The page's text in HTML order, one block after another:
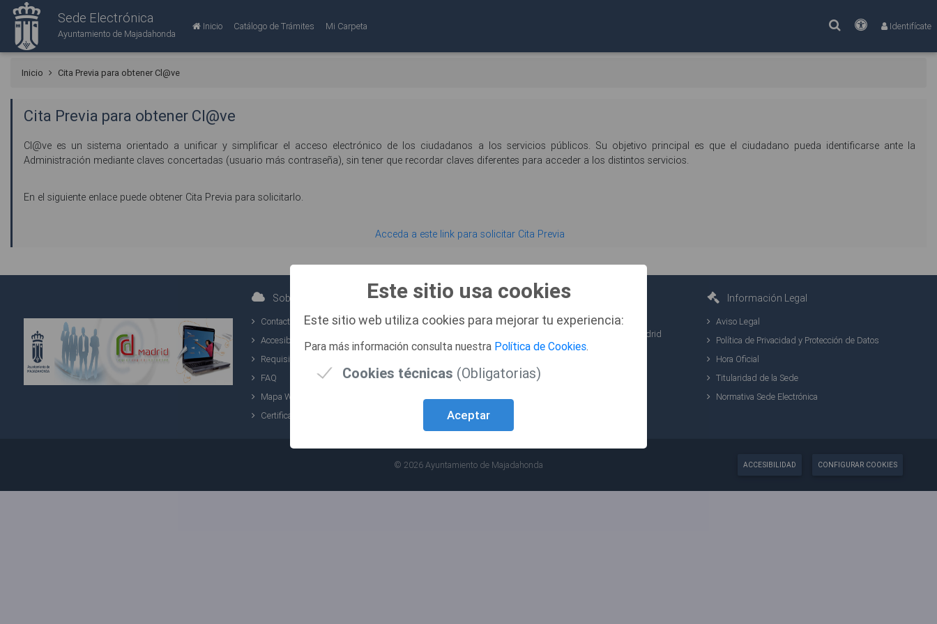
Sede Electrónica
Ayuntamiento de Majadahonda
Inicio Catálogo de Trámites Mi Carpeta BuscarAccesibilidad
Identifícate
Inicio Cita Previa para obtener Cl@ve
Cita Previa para obtener Cl@ve
Cl@ve es un sistema orientado a unificar y simplificar el acceso electrónico de los ciudadanos a los servicios públicos. Su objetivo principal es que el ciudadano pueda identificarse ante la
Administración mediante claves concertadas (usuario más contraseña), sin tener que recordar claves diferentes para acceder a los distintos servicios.
En el siguiente enlace puede obtener Cita Previa para solicitarlo.
Acceda a este link para solicitar Cita Previa
Sobre la Sede Electrónica
Contacto
Accesibilidad
Requisitos
FAQ
Mapa Web
Certificados y Sistemas de Firma Electrónica
Ayuntamiento de Majadahonda
CIF: P2808000J
Plaza Mayor, 3 Majadahonda (28220) Madrid
Teléfono: 916 349 100
Información Legal
Aviso Legal
Política de Privacidad y Protección de Datos
Hora Oficial
Titularidad de la Sede
Normativa Sede Electrónica
© 2026 Ayuntamiento de Majadahonda ACCESIBILIDAD CONFIGURAR COOKIES
Este sitio usa cookies
Este sitio web utiliza cookies para mejorar tu experiencia:
Para más información consulta nuestra Política de Cookies.
Cookies técnicas (Obligatorias)
Aceptar